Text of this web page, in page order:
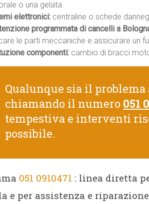
o una gelata.
elettronici: centraline o schede
programmata di cancelli a
le parti meccaniche e assicurare un
componenti: cambio di bracci
Qualunque sia il problema
chiamando il numero 051
tempestiva e interventi
possibile.
051 0910471 : linea diretta
e per assistenza e